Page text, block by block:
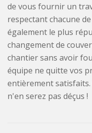
de vous fournir un
respectant chacune
également le plus
changement de
chantier sans avoir
équipe ne quitte vos
entièrement
n'en serez pas déçus !